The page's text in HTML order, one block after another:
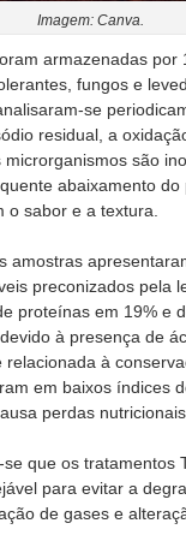
Imagem: Canva.
armazenadas por
fungos e
se
residual, a
são
abaixamento
o sabor e a textura.
amostras
preconizados pela
proteínas em 19% e
à presença de
à
em baixos índices
perdas
que os tratamentos
para evitar a
de gases e